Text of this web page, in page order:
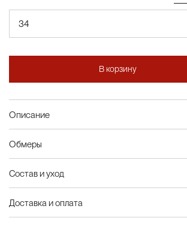
34
В корзину
Описание
Обмеры
Состав и уход
Доставка и оплата